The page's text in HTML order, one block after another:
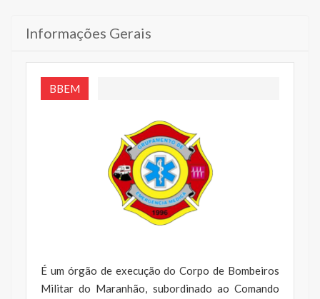
Informações Gerais
BBEM
É um órgão de execução do Corpo de Bombeiros
Militar do Maranhão, subordinado ao Comando